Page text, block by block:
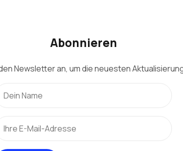
Abonnieren
Newsletter an, um die neuesten